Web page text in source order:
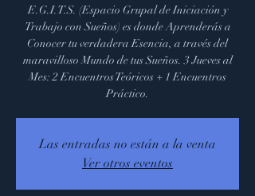
E.G.I.T.S. (Espacio Grupal de Iniciación y
Trabajo con Sueños) es donde Aprenderás a
Conocer tu verdadera Esencia, a través del
maravilloso Mundo de tus Sueños. 3 Jueves al
Mes: 2 Encuentros Teóricos + 1 Encuentros
Práctico.
Las entradas no están a la venta
Ver otros eventos